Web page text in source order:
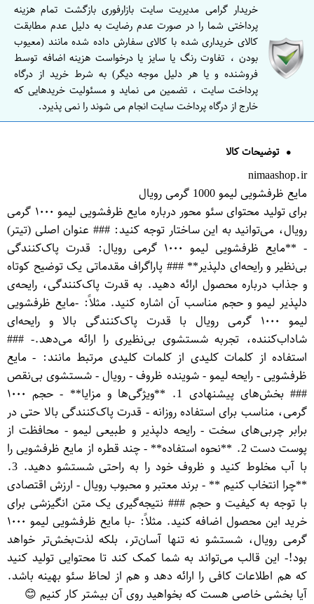
خریدار گرامی مدیریت سایت بازارفوری بازگشت تمام هزینه
پرداختی شما را در صورت عدم رضایت به دلیل عدم مطابقت
کالای خریداری شده با کالای سفارش داده شده مانند (معیوب
بودن ، تفاوت رنگ یا سایز یا درخواست هزینه اضافه توسط
فروشنده و یا هر دلیل موجه دیگر) به شرط خرید از درگاه
پرداخت سایت ، تضمین می نماید و مسئولیت خریدهایی که
خارج از درگاه پرداخت سایت انجام می شوند را نمی پذیرد.
توضیحات کالا
nimaashop.ir
مایع ظرفشویی لیمو 1000 گرمی رویال
برای تولید محتوای سئو محور درباره مایع ظرفشویی لیمو ۱۰۰۰ گرمی
رویال، می‌توانید به این ساختار توجه کنید: ### عنوان اصلی (تیتر)
- **مایع ظرفشویی لیمو ۱۰۰۰ گرمی رویال: قدرت پاک‌کنندگی
بی‌نظیر و رایحه‌ای دلپذیر** ### پاراگراف مقدماتی یک توضیح کوتاه
و جذاب درباره محصول ارائه دهید. به قدرت پاک‌کنندگی، رایحه‌ی
دلپذیر لیمو و حجم مناسب آن اشاره کنید. مثلاً: -مایع ظرفشویی
لیمو ۱۰۰۰ گرمی رویال با قدرت پاک‌کنندگی بالا و رایحه‌ای
شاداب‌کننده، تجربه شستشوی بی‌نظیری را ارائه می‌دهد.- ###
استفاده از کلمات کلیدی از کلمات کلیدی مرتبط مانند: - مایع
ظرفشویی - رایحه لیمو - شوینده ظروف - رویال - شستشوی بی‌نقص
### بخش‌های پیشنهادی 1. **ویژگی‌ها و مزایا** - حجم ۱۰۰۰
گرمی، مناسب برای استفاده روزانه - قدرت پاک‌کنندگی بالا حتی در
برابر چربی‌های سخت - رایحه دلپذیر و طبیعی لیمو - محافظت از
پوست دست 2. **نحوه استفاده** - چند قطره از مایع ظرفشویی را
با آب مخلوط کنید و ظروف خود را به راحتی شستشو دهید. 3.
**چرا انتخاب کنیم ** - برند معتبر و محبوب رویال - ارزش اقتصادی
با توجه به کیفیت و حجم ### نتیجه‌گیری یک متن انگیزشی برای
خرید این محصول اضافه کنید. مثلاً: -با مایع ظرفشویی لیمو ۱۰۰۰
گرمی رویال، شستشو نه تنها آسان‌تر، بلکه لذت‌بخش‌تر خواهد
بود!- این قالب می‌تواند به شما کمک کند تا محتوایی تولید کنید
که هم اطلاعات کافی را ارائه دهد و هم از لحاظ سئو بهینه باشد.
آیا بخشی خاصی هست که بخواهید روی آن بیشتر کار کنیم 😊